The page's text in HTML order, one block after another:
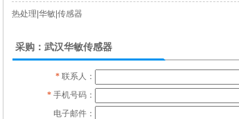
热处理|华敏|传感器
采购：武汉华敏传感器
*联系人：
*手机号码：
电子邮件：